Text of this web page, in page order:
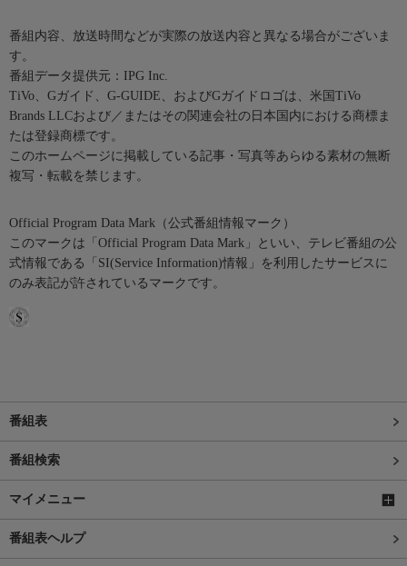
番組内容、放送時間などが実際の放送内容と異なる場合がございま
す。
番組データ提供元：IPG Inc.
TiVo、Gガイド、G-GUIDE、およびGガイドロゴは、米国TiVo
Brands LLCおよび／またはその関連会社の日本国内における商標ま
たは登録商標です。
このホームページに掲載している記事・写真等あらゆる素材の無断
複写・転載を禁じます。
Official Program Data Mark（公式番組情報マーク）
このマークは「Official Program Data Mark」といい、テレビ番組の公
式情報である「SI(Service Information)情報」を利用したサービスに
のみ表記が許されているマークです。
番組表
番組検索
マイメニュー
番組表ヘルプ